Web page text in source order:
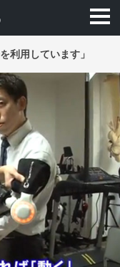
利用しています」